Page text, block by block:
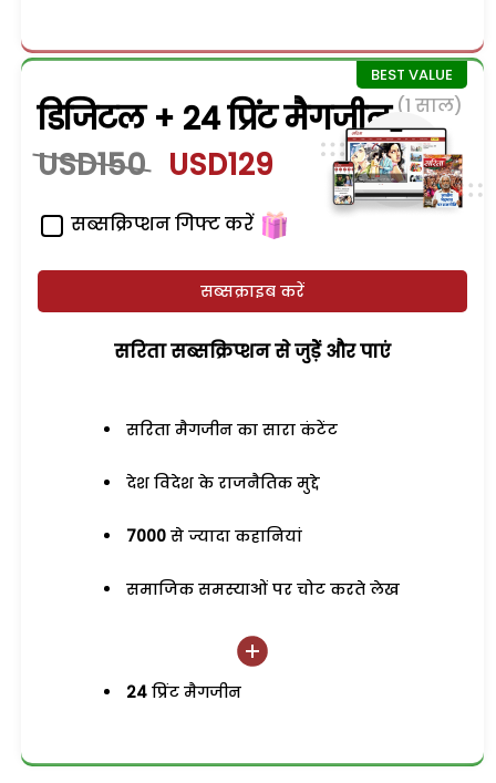
डिजिटल + 24 प्रिंट मैगजीन (1 साल)
USD150 USD129
सब्सक्रिप्शन गिफ्ट करें
सब्सक्राइब करें
सरिता सब्सक्रिप्शन से जुड़ेें और पाएं
सरिता मैगजीन का सारा कंटेंट
देश विदेश के राजनैतिक मुद्दे
7000 से ज्यादा कहानियां
समाजिक समस्याओं पर चोट करते लेख
24 प्रिंट मैगजीन